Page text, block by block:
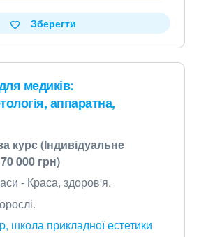
Зберегти
медиків:
аппаратна,
курс (Індивідуальне
000 грн)
- Краса, здоров'я.
школа прикладної естетики